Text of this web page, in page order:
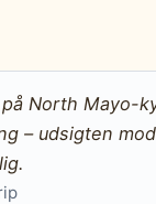
North Mayo-
– udsigten mod